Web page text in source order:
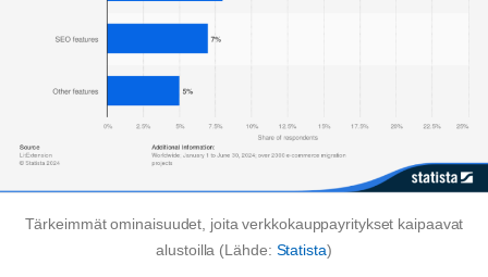
Tärkeimmät ominaisuudet, joita verkkokauppayritykset kaipaavat
alustoilla (Lähde: Statista)